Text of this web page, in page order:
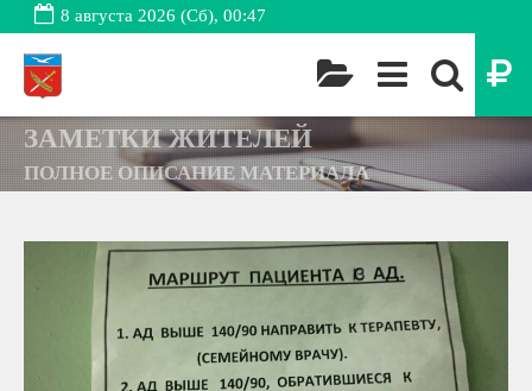
8 августа 2026 (Сб), 00:47
ЗАМЕТКИ ЖИТЕЛЕЙ
ПОЛНОЕ ОПИСАНИЕ МАТЕРИАЛА